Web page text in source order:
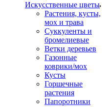
Искусственные цветы
Растения, кусты,
мох и трава
Суккуленты и
бромелиевые
Ветки деревьев
Газонные
коврики/мох
Кусты
Горшечные
растения
Папоротники